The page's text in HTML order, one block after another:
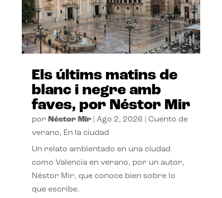
Els últims matins de
blanc i negre amb
faves, por Néstor Mir
por Néstor Mir| Ago 2, 2026
Cuento de
verano, En la ciudad
Un relato ambientado en una ciudad
como Valencia en verano, por un autor,
Néstor Mir, que conoce bien sobre lo
que escribe.